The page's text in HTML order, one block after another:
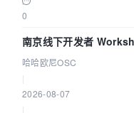
0
南京线下开发者
哈哈欧尼OSC
2026-08-07